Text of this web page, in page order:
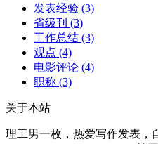
发表经验 (3)
省级刊 (3)
工作总结 (3)
观点 (4)
电影评论 (4)
职称 (3)
关于本站
理工男一枚，热爱写作发表，